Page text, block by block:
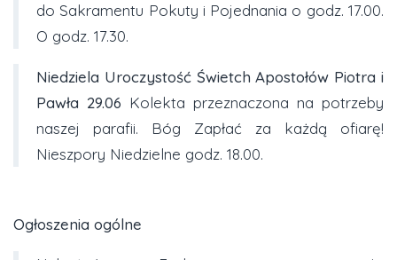
do Sakramentu Pokuty i Pojednania o godz. 17.00.
O godz. 17.30.
Niedziela Uroczystość Świetch Apostołów Piotra i
Pawła 29.06 Kolekta przeznaczona na potrzeby
naszej parafii. Bóg Zapłać za każdą ofiarę!
Nieszpory Niedzielne godz. 18.00.
Ogłoszenia ogólne